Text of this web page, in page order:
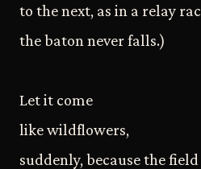
to the next, as in a relay
the baton never falls.)
Let it come
like wildflowers,
suddenly, because the field